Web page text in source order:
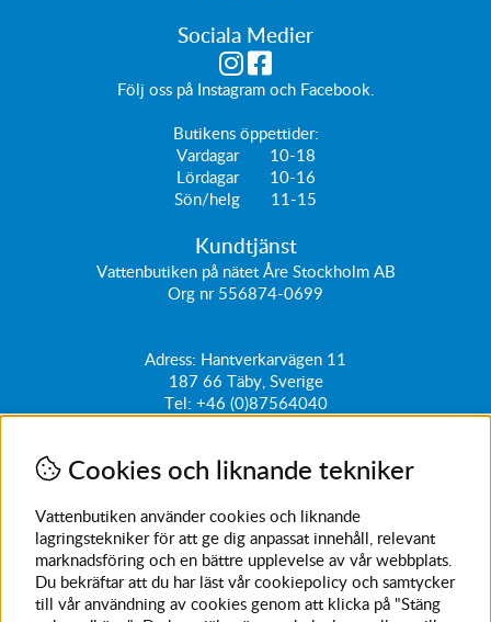
Sociala Medier
Följ oss på Instagramoch Facebook
Butikens öppettider:
Vardagar 10-18
Lördagar 10-16
Sön/helg 11-15
Kundtjänst
Vattenbutiken på nätet Åre Stockholm AB
Org nr 556874-0699
Adress: Hantverkarvägen 11
187 66 Täby, Sverige
Tel: +46 (0)87564040
kundtjanst@vattenbutiken.se
Få vårt nyhetsbrev
Ange din e-post nedan för att ta del av nyheter och
erbjudanden
SKICKA
Cookies och liknande tekniker
Vattenbutiken använder cookies och liknande
lagringstekniker för att ge dig anpassat innehåll, relevant
marknadsföring och en bättre upplevelse av vår webbplats.
Du bekräftar att du har läst vår cookiepolicy och samtycker
till vår användning av cookies genom att klicka på "Stäng